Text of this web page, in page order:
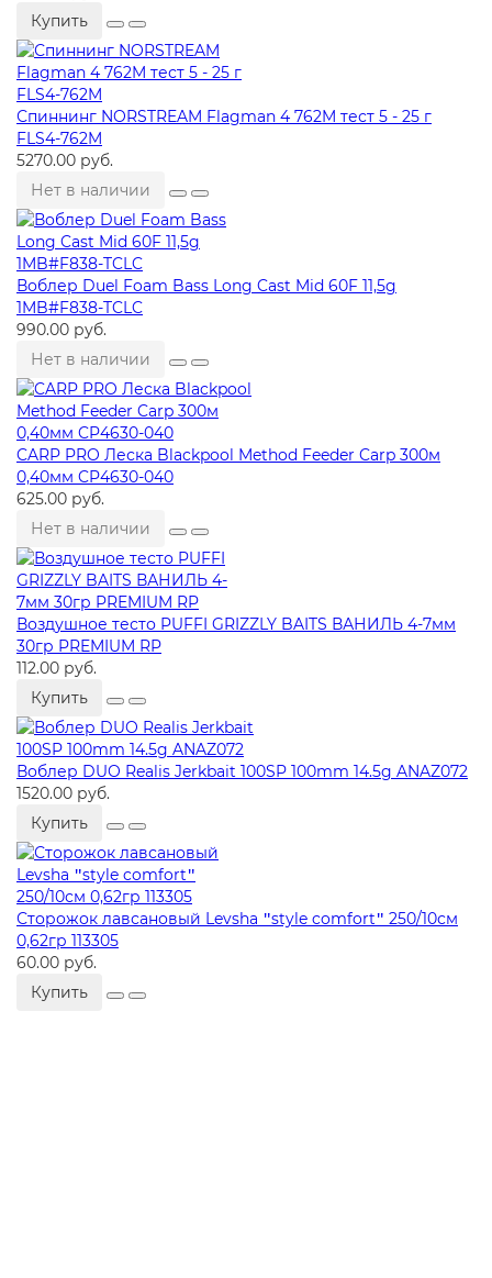
Купить
Спиннинг NORSTREAM Flagman 4 762M тест 5 - 25 г
FLS4-762M
5270.00 руб.
Нет в наличии
Воблер Duel Foam Bass Long Cast Mid 60F 11,5g
1MB#F838-TCLC
990.00 руб.
Нет в наличии
CARP PRO Леска Blackpool Method Feeder Carp 300м
0,40мм CP4630-040
625.00 руб.
Нет в наличии
Воздушное тесто PUFFI GRIZZLY BAITS ВАНИЛЬ 4-7мм
30гр PREMIUM RP
112.00 руб.
Купить
Воблер DUO Realis Jerkbait 100SP 100mm 14.5g ANAZ072
1520.00 руб.
Купить
Сторожок лавсановый Levsha ʺstyle comfortʺ 250/10см
0,62гр 113305
60.00 руб.
Купить